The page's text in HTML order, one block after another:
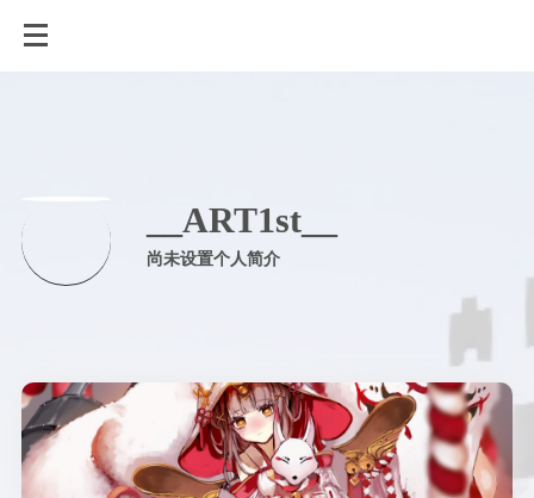
__ART1st__
尚未设置个人简介